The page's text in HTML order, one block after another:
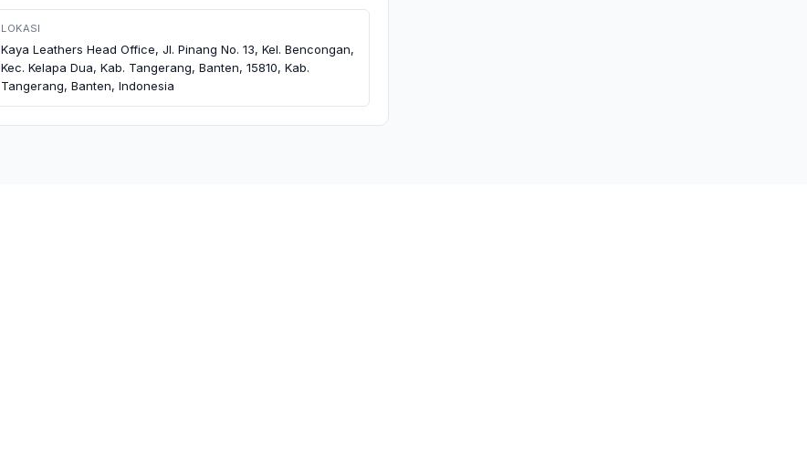
LOKASI
Kaya Leathers Head Office, Jl. Pinang No. 13, Kel. Bencongan,
Kec. Kelapa Dua, Kab. Tangerang, Banten, 15810, Kab.
Tangerang, Banten, Indonesia